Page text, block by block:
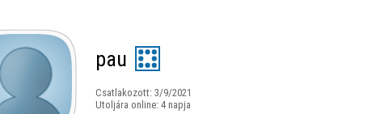
pau
Csatlakozott: 3/9/2021
Utoljára online: 4 napja